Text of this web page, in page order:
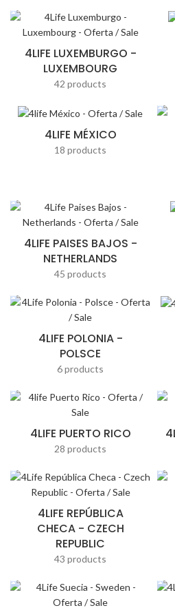
4LIFE LUXEMBURGO -
LUXEMBOURG
42 products
4LIFE MÉXICO
18 products
4LIFE PAISES BAJOS -
NETHERLANDS
45 products
4LIFE POLONIA -
POLSCE
6 products
4LIFE PUERTO RICO
28 products
4LIFE REPÚBLICA
CHECA - CZECH
REPUBLIC
43 products